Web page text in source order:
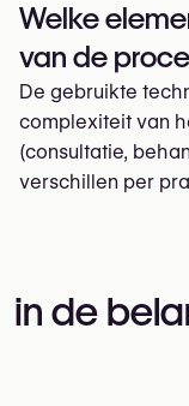
Welke
van de
De gebruikte
complexiteit van
(consultatie,
verschillen per
in de